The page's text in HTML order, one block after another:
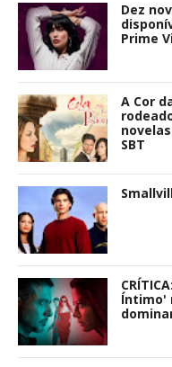
Dez
Prime
A Cor
SBT
Íntimo'